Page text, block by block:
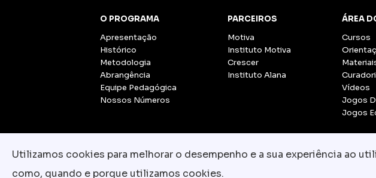
O PROGRAMA
Apresentação
Histórico
Metodologia
Abrangência
Equipe Pedagógica
Nossos Números
PARCEIROS
Motiva
Instituto Motiva
Crescer
Instituto Alana
ÁREA
Cursos
Vídeos
Jogos
Jogos
Utilizamos cookies para melhorar o desempenho e a sua experiência ao
como, quando e porque utilizamos cookies.